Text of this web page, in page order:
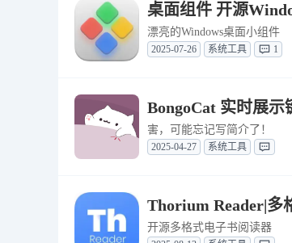
桌面组件 开源
漂亮的Windows桌面小组件
2025-07-26 系统工具 1
BongoCat 实时展示
害，可能忘记写简介了！
2025-04-27 系统工具
Thorium Reader|多
开源多格式电子书阅读器